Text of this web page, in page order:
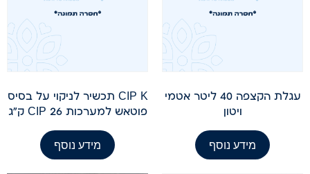
עגלת הקצפה 40 ליטר אטמי
ויטון
מידע נוסף
CIP K תכשיר לניקוי על בסיס
פוטאש למערכות CIP 26 ק"ג
מידע נוסף